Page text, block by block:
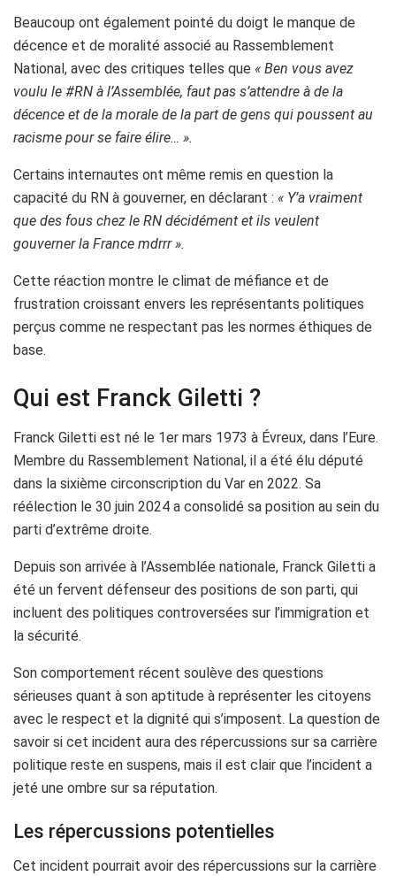
Beaucoup ont également pointé du doigt le manque de
décence et de moralité associé au Rassemblement
National, avec des critiques telles que « Ben vous avez
voulu le #RN à l’Assemblée, faut pas s’attendre à de la
décence et de la morale de la part de gens qui poussent au
racisme pour se faire élire… ».
Certains internautes ont même remis en question la
capacité du RN à gouverner, en déclarant : « Y’a vraiment
que des fous chez le RN décidément et ils veulent
gouverner la France mdrrr ».
Cette réaction montre le climat de méfiance et de
frustration croissant envers les représentants politiques
perçus comme ne respectant pas les normes éthiques de
base.
Qui est Franck Giletti ?
Franck Giletti est né le 1er mars 1973 à Évreux, dans l’Eure.
Membre du Rassemblement National, il a été élu député
dans la sixième circonscription du Var en 2022. Sa
réélection le 30 juin 2024 a consolidé sa position au sein du
parti d’extrême droite.
Depuis son arrivée à l’Assemblée nationale, Franck Giletti a
été un fervent défenseur des positions de son parti, qui
incluent des politiques controversées sur l’immigration et
la sécurité.
Son comportement récent soulève des questions
sérieuses quant à son aptitude à représenter les citoyens
avec le respect et la dignité qui s’imposent. La question de
savoir si cet incident aura des répercussions sur sa carrière
politique reste en suspens, mais il est clair que l’incident a
jeté une ombre sur sa réputation.
Les répercussions potentielles
Cet incident pourrait avoir des répercussions sur la carrière